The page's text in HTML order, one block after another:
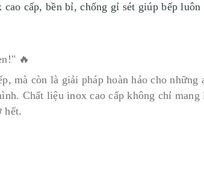
cấp, bền bỉ, chống gỉ sét giúp bếp luôn
mà còn là giải pháp hoàn hảo cho những
Chất liệu inox cao cấp không chỉ mang
hết.